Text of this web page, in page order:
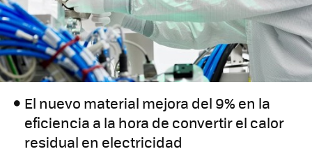
El nuevo material mejora del 9% en la
eficiencia a la hora de convertir el calor
residual en electricidad